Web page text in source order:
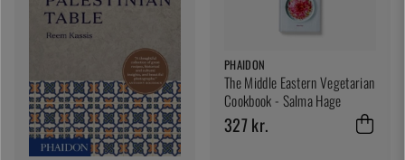
PHAIDON
The Middle Eastern Vegetarian
Cookbook - Salma Hage
327 kr.